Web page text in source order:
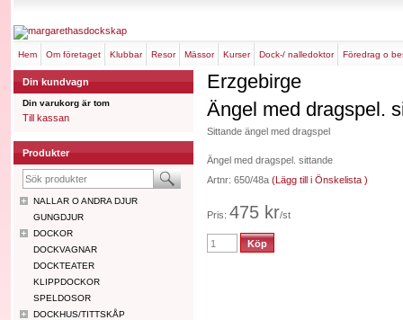
hem om företaget klubbar resor mässor kurser dock-/ nalledoktor föredrag o
Din kundvagn
Din varukorg är tom
Till kassan
Produkter
NALLAR O ANDRA DJUR
GUNGDJUR
DOCKOR
DOCKVAGNAR
DOCKTEATER
KLIPPDOCKOR
SPELDOSOR
DOCKHUS/TITTSKÅP
Erzgebirge
Ängel med dragspel.
Sittande ängel med dragspel
Ängel med dragspel. sittande
Artnr: 650/48a (Lägg till i Önskelista )
Pris: 475 kr/st